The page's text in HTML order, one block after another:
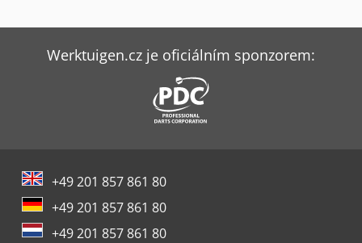
Graule Akf 6/250
Kverneland Pluh
Mercedes-Benz Vario
Werktuigen.cz je oficiálním sponzorem:
+49 201 857 861 80
+49 201 857 861 80
+49 201 857 861 80